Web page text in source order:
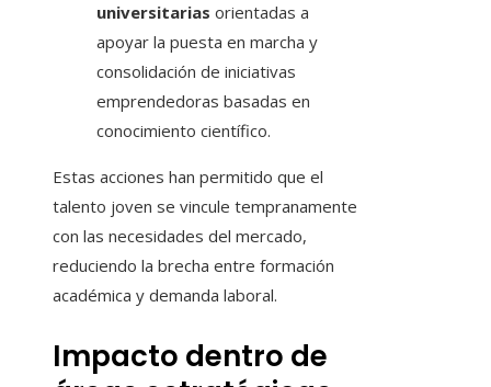
universitarias orientadas a
apoyar la puesta en marcha y
consolidación de iniciativas
emprendedoras basadas en
conocimiento científico.
Estas acciones han permitido que el
talento joven se vincule tempranamente
con las necesidades del mercado,
reduciendo la brecha entre formación
académica y demanda laboral.
Impacto dentro de